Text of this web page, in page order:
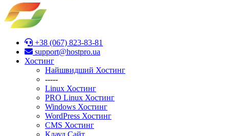
+38 (067) 823-83-81
support@hostpro.ua
Хостинг
Найшвидший Хостинг
-----
Linux Хостинг
PRO Linux Хостинг
Windows Хостинг
WordPress Хостинг
CMS Хостинг
Клауд Сайт